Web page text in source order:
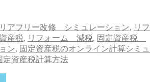
アフリー改修 シミュレーション, リフ
産税, リフォーム 減税, 固定資産税
ン, 固定資産税のオンライン計算シミュ
定資産税計算方法